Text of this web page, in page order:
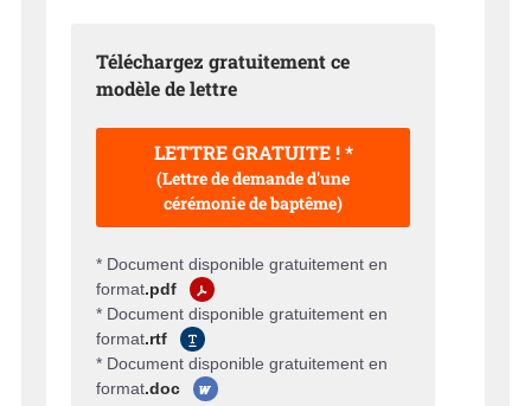
Téléchargez gratuitement ce
modèle de lettre
LETTRE GRATUITE ! *
(Lettre de demande d'une
cérémonie de baptême)
* Document disponible gratuitement en
format.pdf
* Document disponible gratuitement en
format.rtf
* Document disponible gratuitement en
format.doc